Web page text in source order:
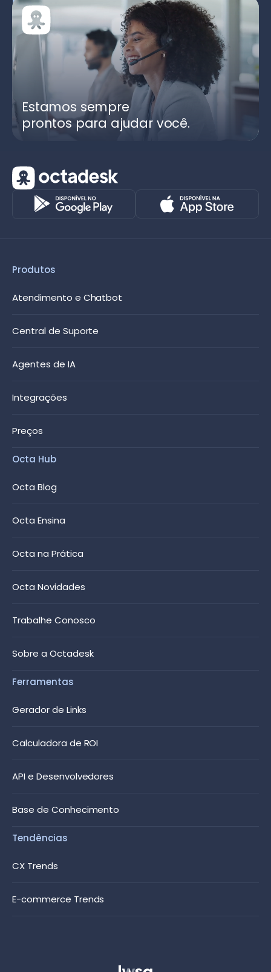
Estamos sempre
prontos para ajudar você.
Produtos
Atendimento e Chatbot
Central de Suporte
Agentes de IA
Integrações
Preços
Octa Hub
Octa Blog
Octa Ensina
Octa na Prática
Octa Novidades
Trabalhe Conosco
Sobre a Octadesk
Ferramentas
Gerador de Links
Calculadora de ROI
API e Desenvolvedores
Base de Conhecimento
Tendências
CX Trends
E-commerce Trends